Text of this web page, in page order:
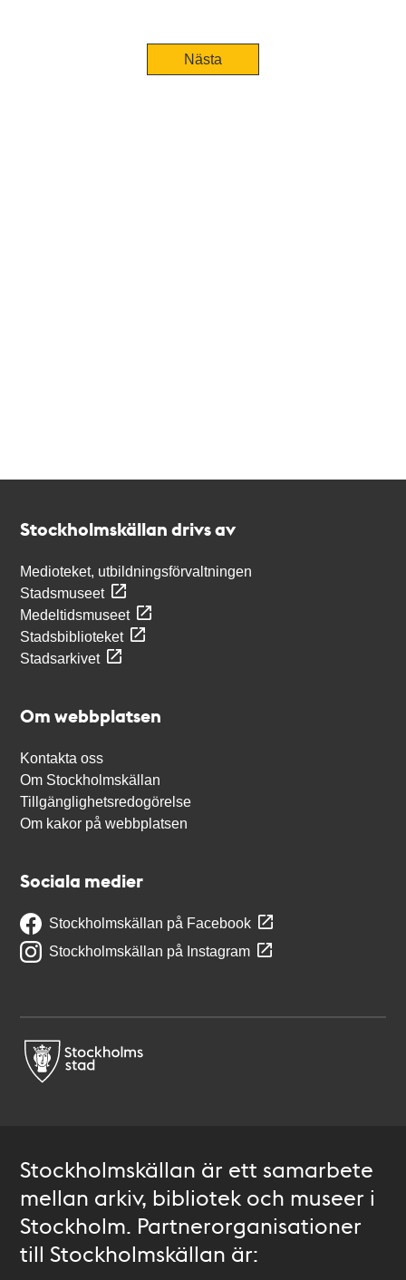
[Svedberg]
Nästa
Stockholmskällan drivs av
Medioteket, utbildningsförvaltningen
Stadsmuseet
Medeltidsmuseet
Stadsbiblioteket
Stadsarkivet
Om webbplatsen
Kontakta oss
Om Stockholmskällan
Tillgänglighetsredogörelse
Om kakor på webbplatsen
Sociala medier
Stockholmskällan på Facebook
Stockholmskällan på Instagram
Stockholmskällan är ett samarbete
mellan arkiv, bibliotek och museer i
Stockholm. Partnerorganisationer
till Stockholmskällan är: